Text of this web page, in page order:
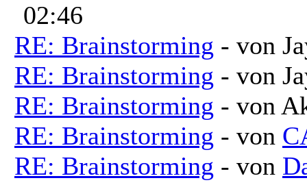
02:46
RE: Brainstorming - von
RE: Brainstorming - von
RE: Brainstorming - von
RE: Brainstorming - von
RE: Brainstorming - von